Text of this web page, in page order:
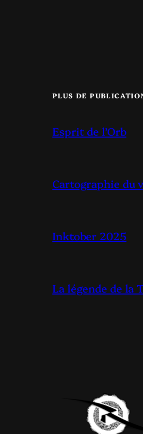
PLUS DE
Esprit de l’Orb
Cartographie du
Inktober 2025
La légende de la